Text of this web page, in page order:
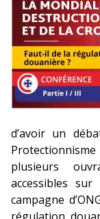
d’avoir un
plusieurs
accessibles
campagne